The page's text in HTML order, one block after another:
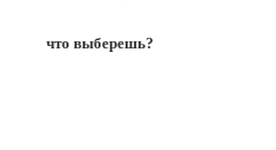
что выберешь?